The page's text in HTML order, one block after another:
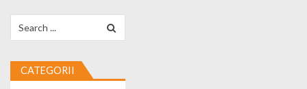
CATEGORII